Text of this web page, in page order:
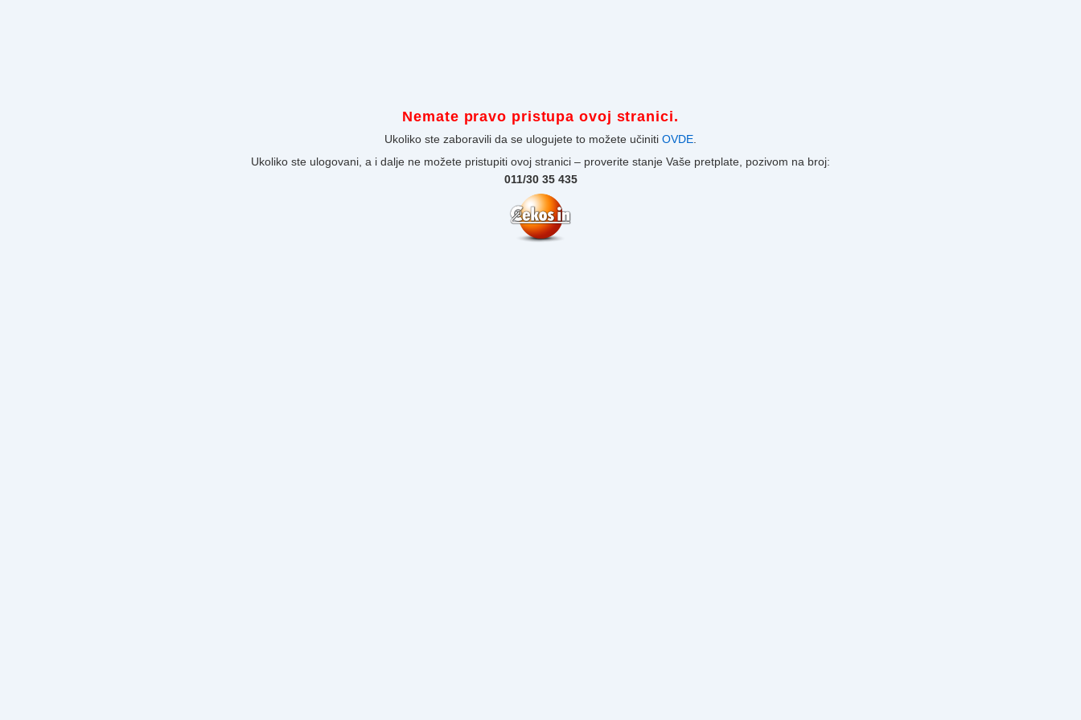
Nemate pravo pristupa ovoj stranici.
Ukoliko ste zaboravili da se ulogujete to možete učiniti OVDE.
Ukoliko ste ulogovani, a i dalje ne možete pristupiti ovoj stranici – proverite stanje Vaše pretplate, pozivom na broj:
011/30 35 435